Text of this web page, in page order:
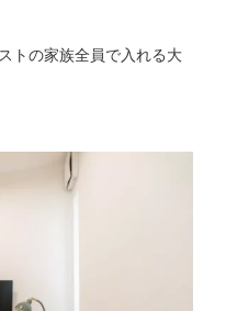
トの家族全員で入れる大